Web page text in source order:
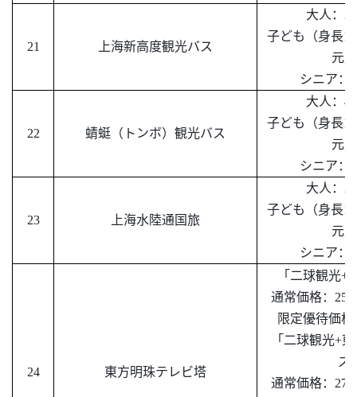
21 上海新高度観光バス
大人：
子ども（身長
元
シニア：
22 蜻蜓（トンボ）観光バス
大人：
子ども（身長
元
シニア：
23 上海水陸通国旅
大人：
子ども（身長
元
シニア：
24 東方明珠テレビ塔
「二球観光+
通常価格：
限定優待価
「二球観光+東
ズ
通常価格：